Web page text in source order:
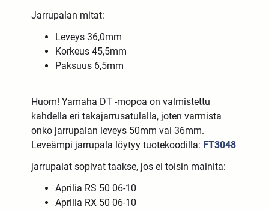
Jarrupalan mitat:
Leveys 36,0mm
Korkeus 45,5mm
Paksuus 6,5mm
Huom! Yamaha DT -mopoa on valmistettu
kahdella eri takajarrusatulalla, joten varmista
onko jarrupalan leveys 50mm vai 36mm.
Leveämpi jarrupala löytyy tuotekoodilla: FT3048
jarrupalat sopivat taakse, jos ei toisin mainita:
Aprilia RS 50 06-10
Aprilia RX 50 06-10